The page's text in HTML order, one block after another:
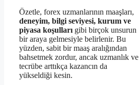
Özetle, forex uzmanlarının maaşları,
deneyim, bilgi seviyesi, kurum ve
piyasa koşullarıgibi birçok unsurun
bir araya gelmesiyle belirlenir. Bu
yüzden, sabit bir maaş aralığından
bahsetmek zordur, ancak uzmanlık ve
tecrübe arttıkça kazancın da
yükseldiği kesin.